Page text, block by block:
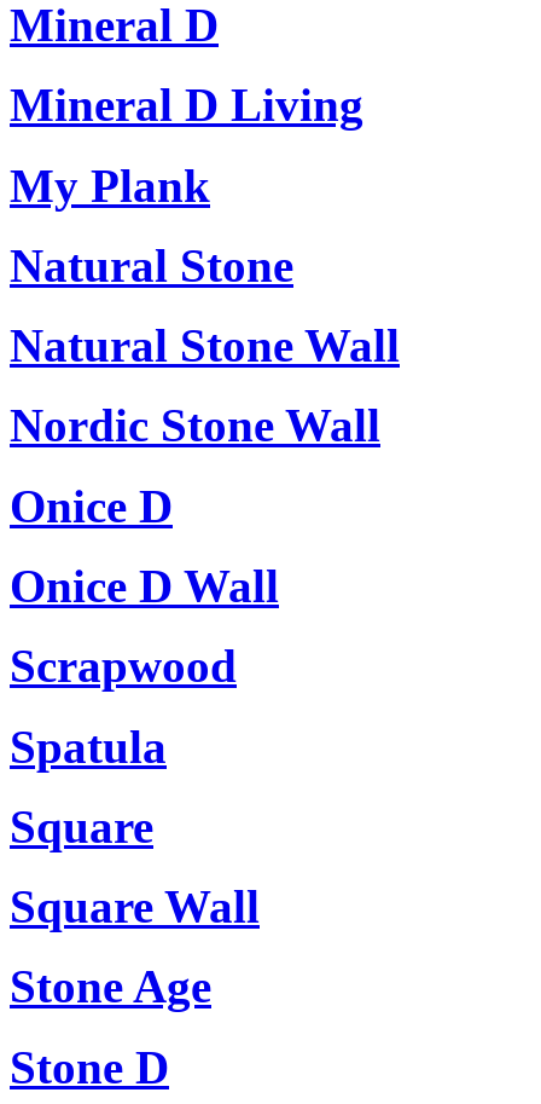
Mineral D
Mineral D Living
My Plank
Natural Stone
Natural Stone Wall
Nordic Stone Wall
Onice D
Onice D Wall
Scrapwood
Spatula
Square
Square Wall
Stone Age
Stone D